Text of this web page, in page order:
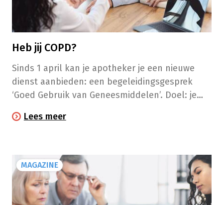
Heb jij COPD?
Sinds 1 april kan je apotheker je een nieuwe
dienst aanbieden: een begeleidingsgesprek
‘Goed Gebruik van Geneesmiddelen’. Doel: je
gratis voor alle COPD-patiënten die tot de
Lees meer
MAGAZINE